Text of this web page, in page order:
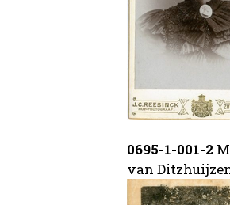
0695-1-001-2
van